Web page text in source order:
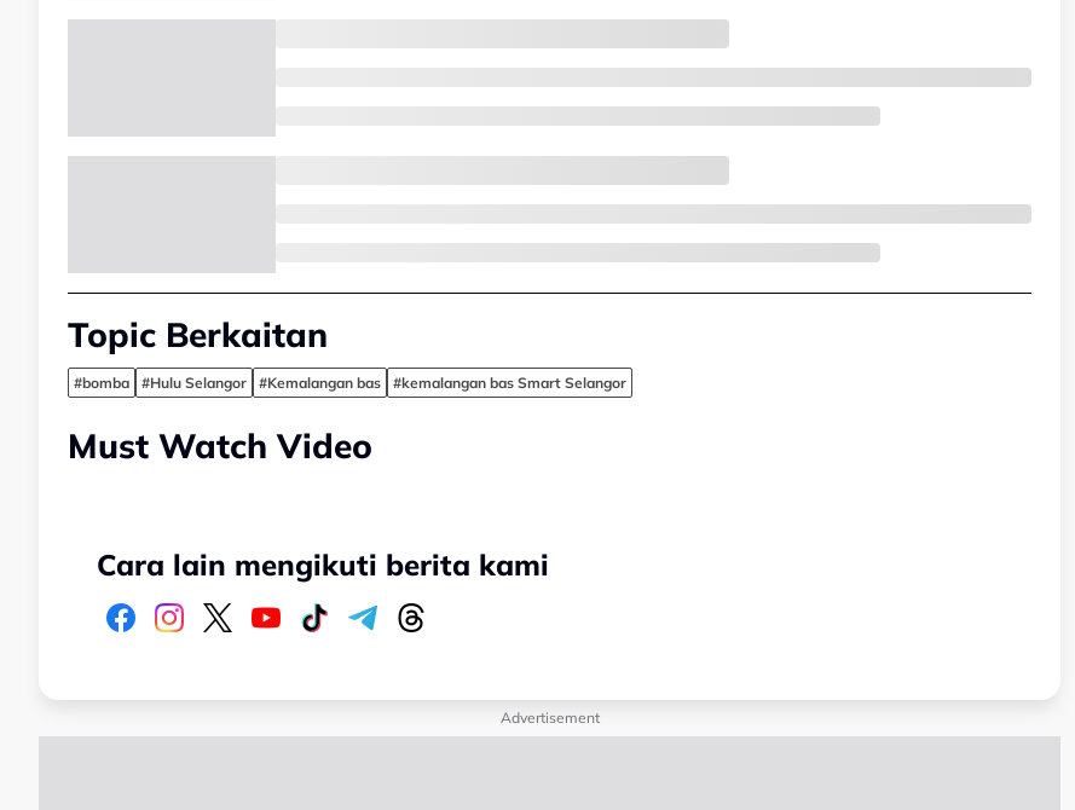
Topic Berkaitan
#bomba #Hulu Selangor #Kemalangan bas #kemalangan bas Smart Selangor
Must Watch Video
Cara lain mengikuti berita kami
Advertisement